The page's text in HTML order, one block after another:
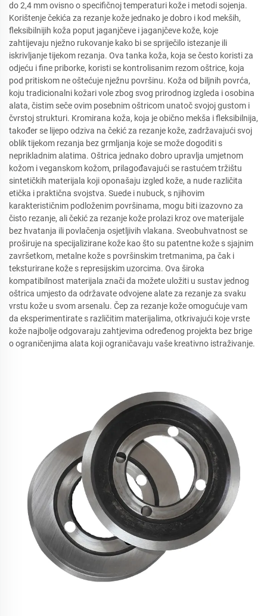
do 2,4 mm ovisno o specifičnoj temperaturi kože i metodi sojenja.
Korištenje čekića za rezanje kože jednako je dobro i kod mekših,
fleksibilnijih koža poput jaganjčeve i jaganjčeve kože, koje
zahtijevaju nježno rukovanje kako bi se spriječilo istezanje ili
iskrivljanje tijekom rezanja. Ova tanka koža, koja se često koristi za
odjeću i fine priborke, koristi se kontrolisanim rezom oštrice, koja
pod pritiskom ne oštećuje nježnu površinu. Koža od biljnih povrća,
koju tradicionalni kožari vole zbog svog prirodnog izgleda i osobina
alata, čistim seče ovim posebnim oštricom unatoč svojoj gustom i
čvrstoj strukturi. Kromirana koža, koja je obično mekša i fleksibilnija,
također se lijepo odziva na čekić za rezanje kože, zadržavajući svoj
oblik tijekom rezanja bez grmljanja koje se može dogoditi s
neprikladnim alatima. Oštrica jednako dobro upravlja umjetnom
kožom i veganskom kožom, prilagođavajući se rastućem tržištu
sintetičkih materijala koji oponašaju izgled kože, a nude različita
etička i praktična svojstva. Suede i nubuck, s njihovim
karakterističnim podloženim površinama, mogu biti izazovno za
čisto rezanje, ali čekić za rezanje kože prolazi kroz ove materijale
bez hvatanja ili povlačenja osjetljivih vlakana. Sveobuhvatnost se
proširuje na specijalizirane kože kao što su patentne kože s sjajnim
završetkom, metalne kože s površinskim tretmanima, pa čak i
teksturirane kože s represijskim uzorcima. Ova široka
kompatibilnost materijala znači da možete uložiti u sustav jednog
oštrica umjesto da održavate odvojene alate za rezanje za svaku
vrstu kože u svom arsenalu. Čep za rezanje kože omogućuje vam
da eksperimentirate s različitim materijalima, otkrivajući koje vrste
kože najbolje odgovaraju zahtjevima određenog projekta bez brige
o ograničenjima alata koji ograničavaju vaše kreativno istraživanje.